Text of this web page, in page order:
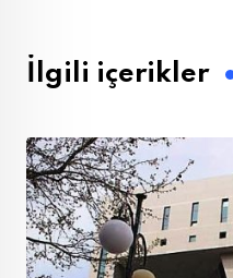
İlgili içerikler